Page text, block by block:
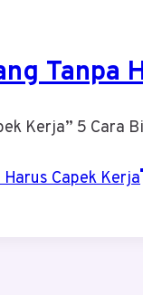
Tanpa
Kerja” 5 Cara
Capek Kerja